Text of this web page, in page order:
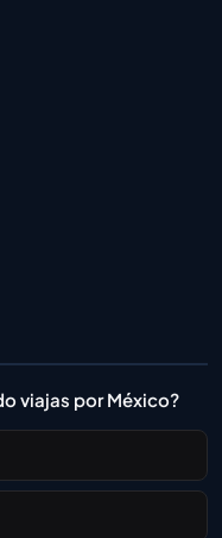
viajas por México?